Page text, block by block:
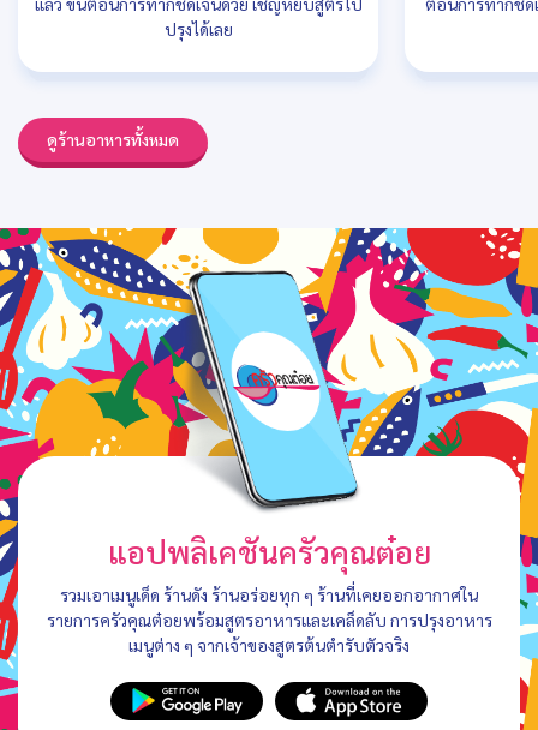
ปรุงได้เลย
ดูร้านอาหารทั้งหมด
แอปพลิเคชันครัวคุณต๋อย
รวมเอาเมนูเด็ด ร้านดัง ร้านอร่อยทุก ๆ ร้านที่เคยออกอากาศใน
รายการครัวคุณต๋อยพร้อมสูตรอาหารและเคล็ดลับ การปรุงอาหาร
เมนูต่าง ๆ จากเจ้าของสูตรต้นตำรับตัวจริง